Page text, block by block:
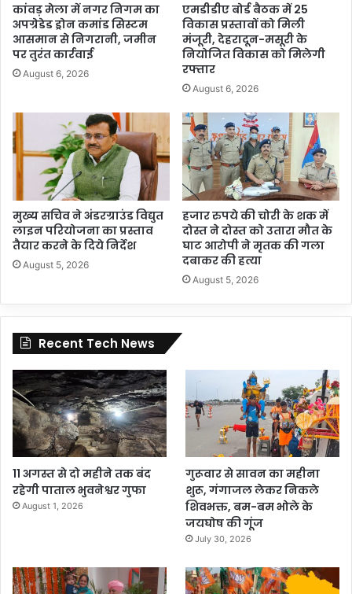
कांवड़ मेला में नगर निगम का
अपग्रेडेड ड्रोन कमांड सिस्टम
आसमान से निगरानी, जमीन
पर तुरंत कार्रवाई
August 6, 2026
एमडीडीए बोर्ड बैठक में 25
विकास प्रस्तावों को मिली
मंजूरी, देहरादून-मसूरी के
नियोजित विकास को मिलेगी
रफ्तार
August 6, 2026
मुख्य सचिव ने अंडरग्राउंड विद्युत
लाइन परियोजना का प्रस्ताव
तैयार करने के दिये निर्देश
August 5, 2026
हजार रुपये की चोरी के शक में
दोस्त ने दोस्त को उतारा मौत के
घाट आरोपी ने मृतक की गला
दबाकर की हत्या
August 5, 2026
Recent Tech News
11 अगस्त से दो महीने तक बंद
रहेगी पाताल भुवनेश्वर गुफा
August 1, 2026
गुरूवार से सावन का महीना
शुरू, गंगाजल लेकर निकले
शिवभक्त, बम-बम भोले के
जयघोष की गूंज
July 30, 2026